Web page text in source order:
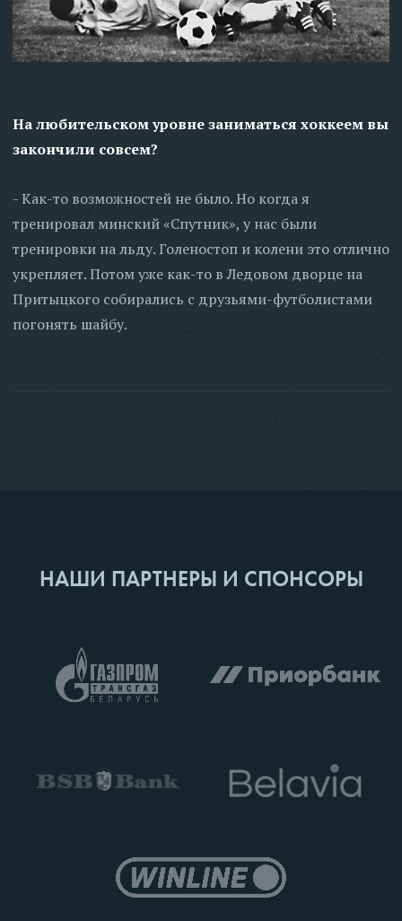
На любительском уровне заниматься хоккеем вы
закончили совсем?
- Как-то возможностей не было. Но когда я
тренировал минский «Спутник», у нас были
тренировки на льду. Голеностоп и колени это отлично
укрепляет. Потом уже как-то в Ледовом дворце на
Притыцкого собирались с друзьями-футболистами
погонять шайбу.
НАШИ ПАРТНЕРЫ И СПОНСОРЫ